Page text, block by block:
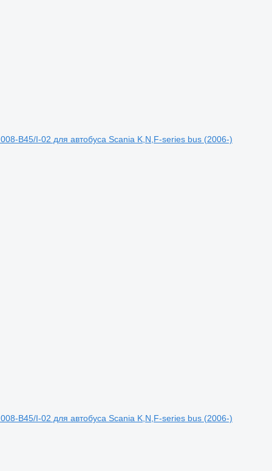
B45/I-02 для автобуса Scania K,N,F-series bus (2006-)
B45/I-02 для автобуса Scania K,N,F-series bus (2006-)